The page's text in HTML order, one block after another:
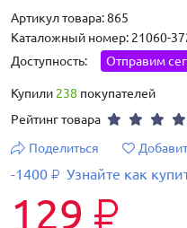
Артикул товара: 865
Каталожный номер: 21060-
Доступность:
Отправим
Купили 238 покупателей
Рейтинг товара
Поделиться
-1400 ₽ Узнайте как
129 ₽